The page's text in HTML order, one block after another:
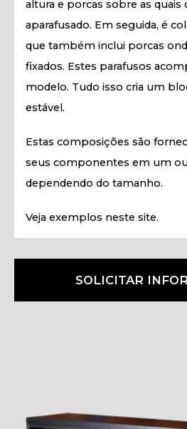
altura e porcas sobre as quais
aparafusado. Em seguida, é
que também inclui porcas
fixados. Estes parafusos
modelo. Tudo isso cria um
estável.
Estas composições são
seus componentes em um
dependendo do tamanho.
Veja exemplos neste site.
SOLICITAR